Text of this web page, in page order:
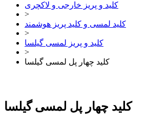
کلید و پریز خارجی و لاکچری
>
کلید لمسی و کلید پریز هوشمند
>
کلید و پریز لمسی گیلسا
>
کلید چهار پل لمسی گیلسا
کلید چهار پل لمسی گیلسا